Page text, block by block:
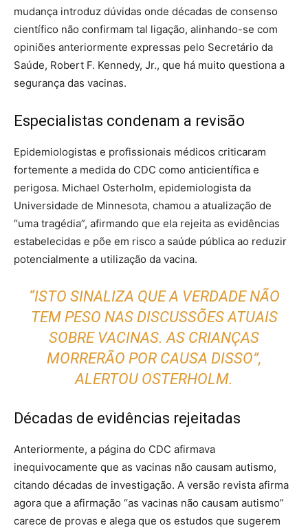
mudança introduz dúvidas onde décadas de consenso
científico não confirmam tal ligação, alinhando-se com
opiniões anteriormente expressas pelo Secretário da
Saúde, Robert F. Kennedy, Jr., que há muito questiona a
segurança das vacinas.
Especialistas condenam a revisão
Epidemiologistas e profissionais médicos criticaram
fortemente a medida do CDC como anticientífica e
perigosa. Michael Osterholm, epidemiologista da
Universidade de Minnesota, chamou a atualização de
“uma tragédia”, afirmando que ela rejeita as evidências
estabelecidas e põe em risco a saúde pública ao reduzir
potencialmente a utilização da vacina.
“ISTO SINALIZA QUE A VERDADE NÃO
TEM PESO NAS DISCUSSÕES ATUAIS
SOBRE VACINAS. AS CRIANÇAS
MORRERÃO POR CAUSA DISSO”,
ALERTOU OSTERHOLM.
Décadas de evidências rejeitadas
Anteriormente, a página do CDC afirmava
inequivocamente que as vacinas não causam autismo,
citando décadas de investigação. A versão revista afirma
agora que a afirmação “as vacinas não causam autismo”
carece de provas e alega que os estudos que sugerem